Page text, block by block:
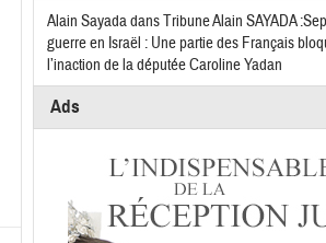
Alain SayadadansTribune Alain SAYADA
guerre en Israël : Une partie des Français
l’inaction de la députée Caroline Yadan
Ads